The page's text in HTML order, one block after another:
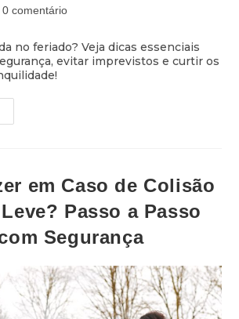
0 comentário
no feriado? Veja dicas essenciais
evitar imprevistos e curtir os
em Caso de Colisão
Passo a Passo
Segurança